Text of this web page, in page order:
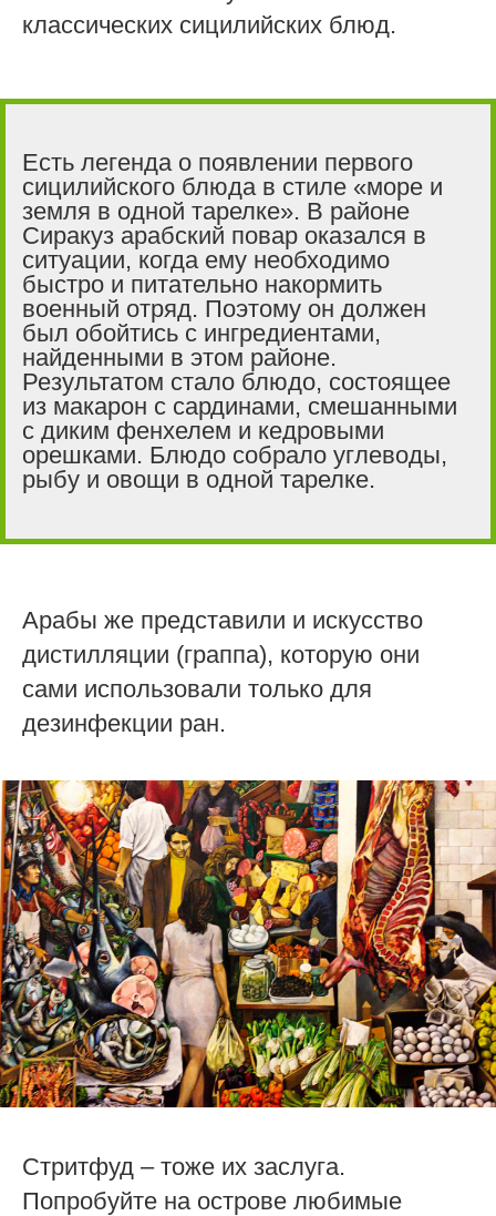
классических сицилийских блюд.
Есть легенда о появлении первого
сицилийского блюда в стиле «море и
земля в одной тарелке». В районе
Сиракуз арабский повар оказался в
ситуации, когда ему необходимо
быстро и питательно накормить
военный отряд. Поэтому он должен
был обойтись с ингредиентами,
найденными в этом районе.
Результатом стало блюдо, состоящее
из макарон с сардинами, смешанными
с диким фенхелем и кедровыми
орешками. Блюдо собрало углеводы,
рыбу и овощи в одной тарелке.
Арабы же представили и искусство
дистилляции (граппа), которую они
сами использовали только для
дезинфекции ран.
Стритфуд – тоже их заслуга.
Попробуйте на острове любимые